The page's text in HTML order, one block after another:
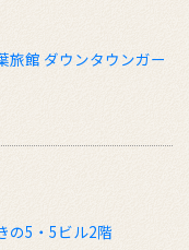
旅館 ダウンタウンガー
の5・5ビル2階